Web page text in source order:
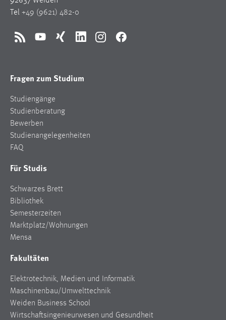
Tel +49 (9621) 482-0
RSS YouTubeXing LinkedInInstagramFacebook
Fragen zum Studium
Studiengänge
Studienberatung
Bewerben
Studienangelegenheiten
FAQ
Für Studis
Schwarzes Brett
Bibliothek
Semesterzeiten
Marktplatz/Wohnungen
Mensa
Fakultäten
Elektrotechnik, Medien und Informatik
Maschinenbau/Umwelttechnik
Weiden Business School
Wirtschaftsingenieurwesen und Gesundheit